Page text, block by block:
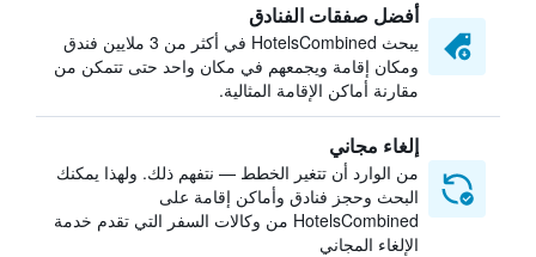
أفضل صفقات الفنادق
يبحث HotelsCombined في أكثر من 3 ملايين فندق
ومكان إقامة ويجمعهم في مكان واحد حتى تتمكن من
مقارنة أماكن الإقامة المثالية.
إلغاء مجاني
من الوارد أن تتغير الخطط — نتفهم ذلك. ولهذا يمكنك
البحث وحجز فنادق وأماكن إقامة على
HotelsCombined من وكالات السفر التي تقدم خدمة
الإلغاء المجاني